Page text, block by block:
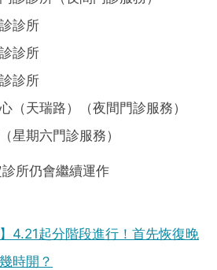
診所
診所
診所
（天瑞路）（夜間門診服務）
星期六門診服務）
所仍會繼續運作
4.21起分階段進行！首先恢復晚
時開？